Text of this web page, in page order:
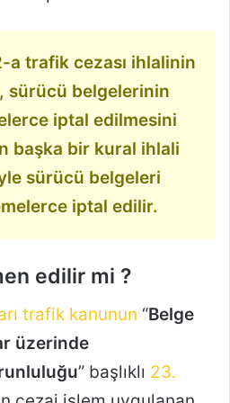
a trafik cezası ihlalinin
sürücü belgelerinin
iptal edilmesini
başka bir kural ihlali
sürücü belgeleri
iptal edilir.
edilir mi ?
trafik kanunun “Belge
üzerinde
” başlıklı 23.